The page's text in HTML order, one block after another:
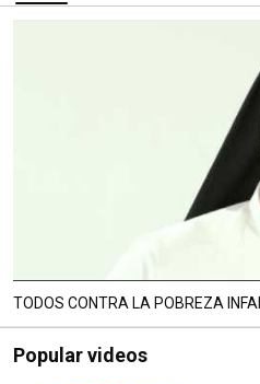
TODOS CONTRA LA POBREZA
Popular videos